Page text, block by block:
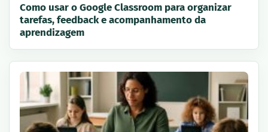
Como usar o Google Classroom para organizar
tarefas, feedback e acompanhamento da
aprendizagem